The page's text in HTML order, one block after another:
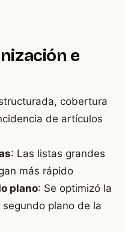
e
cobertura
de artículos
: Las listas grandes
más rápido
plano: Se optimizó la
plano de la